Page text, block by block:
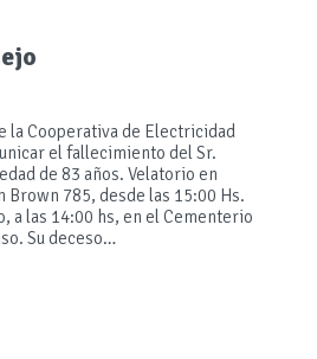
la Cooperativa de Electricidad
el fallecimiento del Sr.
de 83 años. Velatorio en
Brown 785, desde las 15:00 Hs.
a las 14:00 hs, en el Cementerio
Su deceso…